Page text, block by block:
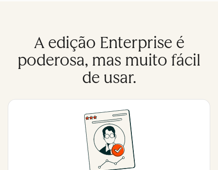
A edição Enterprise é
poderosa, mas muito fácil
de usar.